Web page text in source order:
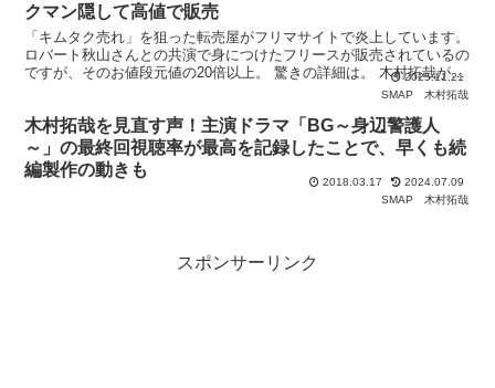
クマン隠して高値で販売
「キムタク売れ」を狙った転売屋がフリマサイトで炎上しています。
ロバート秋山さんとの共演で身につけたフリースが販売されているの
ですが、そのお値段元値の20倍以上。 驚きの詳細は。 木村拓哉がテ
2025.11.21
SMAP
木村拓哉
木村拓哉を見直す声！主演ドラマ「BG～身辺警護人
～」の最終回視聴率が最高を記録したことで、早くも続
編製作の動きも
2018.03.17
2024.07.09
SMAP
木村拓哉
スポンサーリンク